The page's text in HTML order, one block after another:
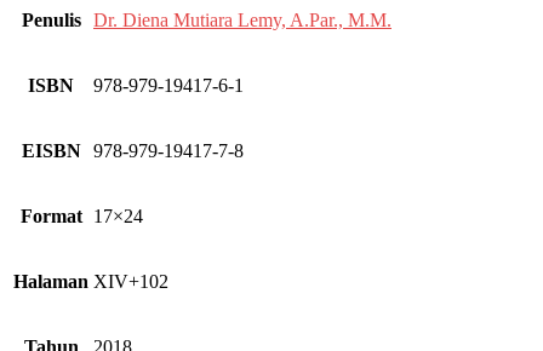
Penulis Dr. Diena Mutiara Lemy, A.Par., M.M.
ISBN 978-979-19417-6-1
EISBN 978-979-19417-7-8
Format 17×24
Halaman XIV+102